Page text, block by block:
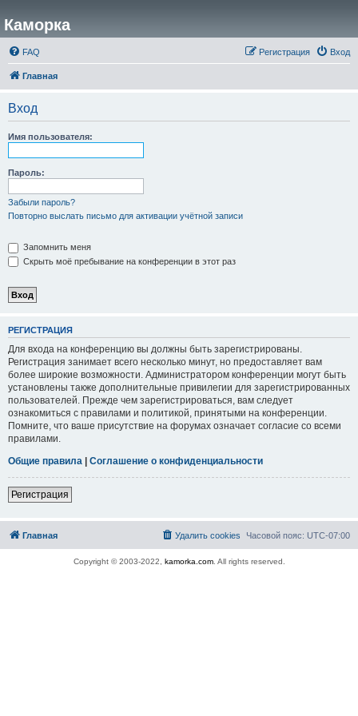
Каморка
FAQ Вход
Регистрация
Главная
Вход
Имя пользователя:
Пароль:
Забыли пароль?
Повторно выслать письмо для активации учётной записи
Запомнить меня
Скрыть моё пребывание на конференции в этот раз
РЕГИСТРАЦИЯ
Для входа на конференцию вы должны быть зарегистрированы.
Регистрация занимает всего несколько минут, но предоставляет вам
более широкие возможности. Администратором конференции могут быть
установлены также дополнительные привилегии для зарегистрированных
пользователей. Прежде чем зарегистрироваться, вам следует
ознакомиться с правилами и политикой, принятыми на конференции.
Помните, что ваше присутствие на форумах означает согласие со всеми
правилами.
Общие правила | Соглашение о конфиденциальности
Регистрация
Главная Часовой пояс: UTC-07:00
Удалить cookies
Copyright © 2003-2022, kamorka.com. All rights reserved.